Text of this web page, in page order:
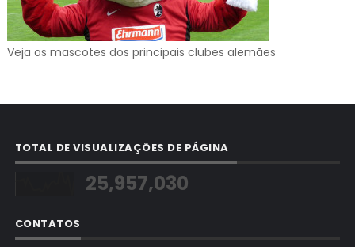
Veja os mascotes dos principais clubes alemães
TOTAL DE VISUALIZAÇÕES DE PÁGINA
25,957,030
CONTATOS